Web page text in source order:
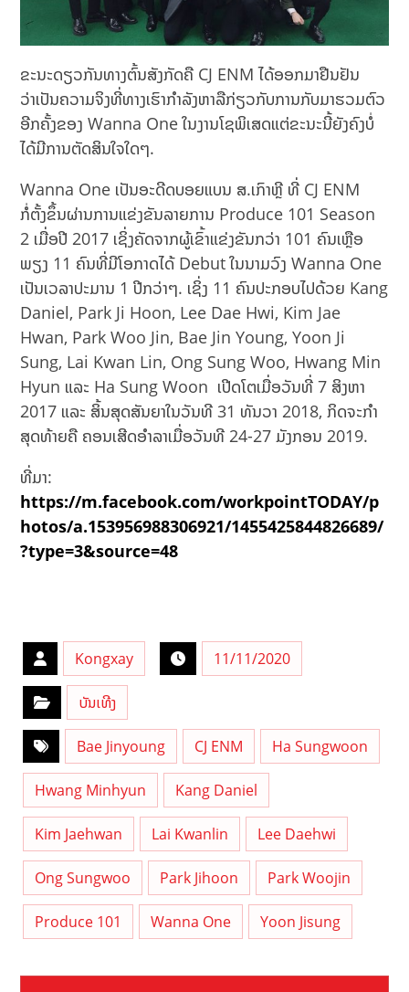
ຂະນະດຽວກັນທາງຕົ້ນສັງກັດຄື CJ ENM ໄດ້ອອກມາຢືນຢັນ
ວ່າເປັນຄວາມຈິງທີ່ທາງເຮົາກຳລັງຫາລືກ່ຽວກັບການກັບມາຮວມຕົວ
ອີກຄັ້ງຂອງ Wanna One ໃນງານໂຊພິເສດແຕ່ຂະນະນີ້ຍັງຄົງບໍ່
ໄດ້ມີການຕັດສິນໃຈໃດໆ.
Wanna One ເປັນອະດີດບອຍແບນ ສ.ເກົາຫຼີ ທີ່ CJ ENM
ກໍ່ຕັ້ງຂຶ້ນຜ່ານການແຂ່ງຂັນລາຍການ Produce 101 Season
2 ເມື່ອປີ 2017 ເຊິ່ງຄັດຈາກຜູ້ເຂົ້າແຂ່ງຂັນກວ່າ 101 ຄົນເຫຼືອ
ພຽງ 11 ຄົນທີ່ມີໂອກາດໄດ້ Debut ໃນນາມວົງ Wanna One
ເປັນເວລາປະມານ 1 ປີກວ່າໆ. ເຊິ່ງ 11 ຄົນປະກອບໄປດ້ວຍ Kang
Daniel, Park Ji Hoon, Lee Dae Hwi, Kim Jae
Hwan, Park Woo Jin, Bae Jin Young, Yoon Ji
Sung, Lai Kwan Lin, Ong Sung Woo, Hwang Min
Hyun ແລະ Ha Sung Woon ເປີດໂຕເມື່ອວັນທີ່ 7 ສິງຫາ
2017 ແລະ ສິ້ນສຸດສັນຍາໃນວັນທີ 31 ທັນວາ 2018, ກິດຈະກຳ
ສຸດທ້າຍຄື ຄອນເສີດອຳລາເມື່ອວັນທີ 24-27 ມັງກອນ 2019.
ທີ່ມາ:
https://m.facebook.com/workpointTODAY/p
hotos/a.153956988306921/1455425844826689/
?type=3&source=48
Kongxay 11/11/2020
ບັນເທີງ
Bae Jinyoung CJ ENM Ha Sungwoon
Hwang Minhyun Kang Daniel
Kim Jaehwan Lai Kwanlin Lee Daehwi
Ong Sungwoo Park Jihoon Park Woojin
Produce 101 Wanna One Yoon Jisung